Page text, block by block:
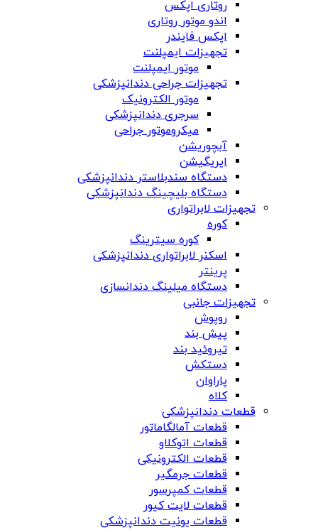
روتاری اپکس
اندو موتور روتاری
اپکس فایندر
تجهیزات ایمپلنت
موتور ایمپلنت
تجهیزات جراحی دندانپزشکی
موتور الکترونیک
سرجری دندانپزشکی
میکروموتور جراحی
آبچوریشن
ایریگیشن
دستگاه سندبلاستر دندانپزشکی
دستگاه بلیچینگ دندانپزشکی
تجهیزات لابراتواری
کوره
کوره سیترینگ
اسکنر لابراتواری دندانپزشکی
پرینتر
دستگاه میلینگ دندانسازی
تجهیزات جانبی
روپوش
پیش بند
تیروئید بند
دستکش
پاراوان
کلاه
قطعات دندانپزشکی
قطعات آمالگاماتور
قطعات اتوکلاو
قطعات الکترونیکی
قطعات جرمگیر
قطعات کمپرسور
قطعات لایت کیور
قطعات یونیت دندانپزشکی